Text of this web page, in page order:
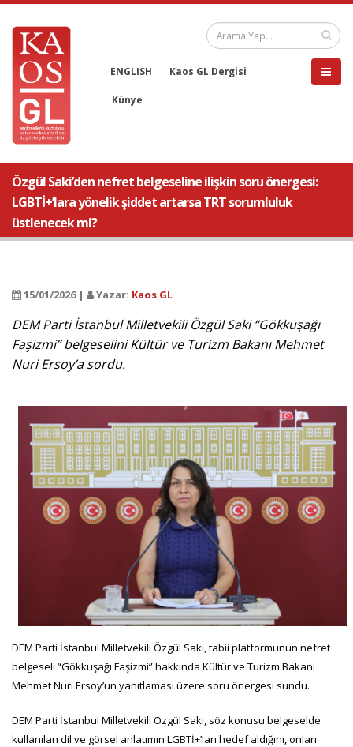
ENGLISH Kaos GL Dergisi
Künye
Özgül Saki’den nefret belgeseline ilişkin soru önergesi:
LGBTİ+’lara yönelik şiddet artarsa TRT sorumluluk
üstlenecek mi?
15/01/2026 | Yazar: Kaos GL
DEM Parti İstanbul Milletvekili Özgül Saki “Gökkuşağı
Faşizmi” belgeselini Kültür ve Turizm Bakanı Mehmet
Nuri Ersoy’a sordu.
DEM Parti İstanbul Milletvekili Özgül Saki, tabii platformunun nefret
belgeseli “Gökkuşağı Faşizmi” hakkında Kültür ve Turizm Bakanı
Mehmet Nuri Ersoy’un yanıtlaması üzere soru önergesi sundu.
DEM Parti İstanbul Milletvekili Özgül Saki, söz konusu belgeselde
kullanılan dil ve görsel anlatımın LGBTİ+’ları hedef aldığını, onları